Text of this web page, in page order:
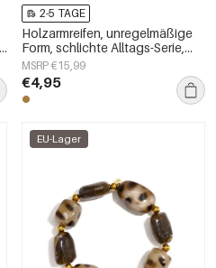
2-5 TAGE
Holzarmreifen, unregelmäßige
Form, schlichte Alltags-Serie,
Damenschmuck
MSRP €15,99
€4,95
EU-Lager